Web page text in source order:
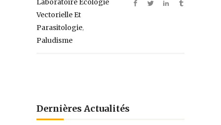
Laboratoire Écologie
Vectorielle Et
Parasitologie,
Paludisme
Dernières Actualités